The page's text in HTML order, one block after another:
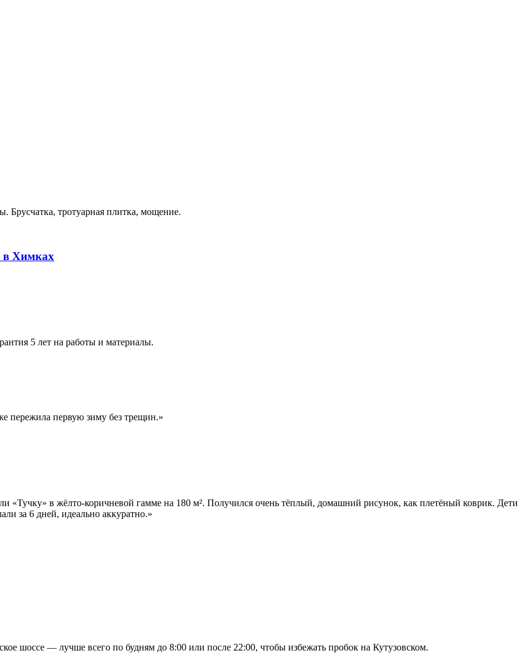
тротуарная плитка, мощение.
в Химках
5 лет на работы и материалы.
пережила первую зиму без трещин.»
в жёлто-коричневой гамме на 180 м². Получился очень тёплый, домашний рисунок, как плетёный коврик. Дети
за 6 дней, идеально аккуратно.»
шоссе — лучше всего по будням до 8:00 или после 22:00, чтобы избежать пробок на Кутузовском.